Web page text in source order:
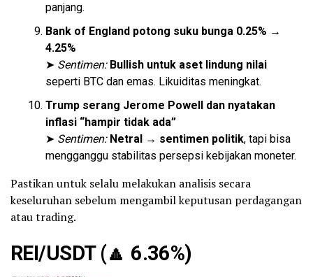
panjang.
Bank of England potong suku bunga 0.25% →
4.25%
➤ Sentimen: Bullish untuk aset lindung nilai
seperti BTC dan emas. Likuiditas meningkat.
Trump serang Jerome Powell dan nyatakan
inflasi “hampir tidak ada”
➤ Sentimen: Netral → sentimen politik, tapi bisa
mengganggu stabilitas persepsi kebijakan moneter.
Pastikan untuk selalu melakukan analisis secara
keseluruhan sebelum mengambil keputusan perdagangan
atau trading.
REI/USDT (🔼 6.36%)